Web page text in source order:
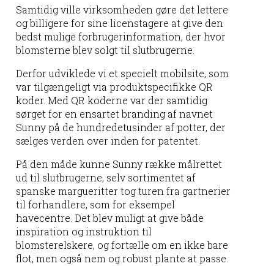
Samtidig ville virksomheden gøre det lettere
og billigere for sine licenstagere at give den
bedst mulige forbrugerinformation, der hvor
blomsterne blev solgt til slutbrugerne.
Derfor udviklede vi et specielt mobilsite, som
var tilgængeligt via produktspecifikke QR
koder. Med QR koderne var der samtidig
sørget for en ensartet branding af navnet
Sunny på de hundredetusinder af potter, der
sælges verden over inden for patentet.
På den måde kunne Sunny række målrettet
ud til slutbrugerne, selv sortimentet af
spanske margueritter tog turen fra gartnerier
til forhandlere, som for eksempel
havecentre. Det blev muligt at give både
inspiration og instruktion til
blomsterelskere, og fortælle om en ikke bare
flot, men også nem og robust plante at passe.